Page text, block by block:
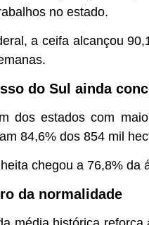
no estado.
a ceifa alcançou
do Sul ainda
dos estados com
84,6% dos 854 mil
chegou a 76,8% da
da normalidade